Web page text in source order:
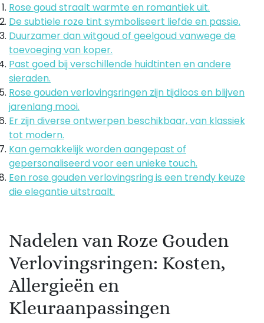
Rose goud straalt warmte en romantiek uit.
De subtiele roze tint symboliseert liefde en passie.
Duurzamer dan witgoud of geelgoud vanwege de
toevoeging van koper.
Past goed bij verschillende huidtinten en andere
sieraden.
Rose gouden verlovingsringen zijn tijdloos en blijven
jarenlang mooi.
Er zijn diverse ontwerpen beschikbaar, van klassiek
tot modern.
Kan gemakkelijk worden aangepast of
gepersonaliseerd voor een unieke touch.
Een rose gouden verlovingsring is een trendy keuze
die elegantie uitstraalt.
Nadelen van Roze Gouden
Verlovingsringen: Kosten,
Allergieën en
Kleuraanpassingen